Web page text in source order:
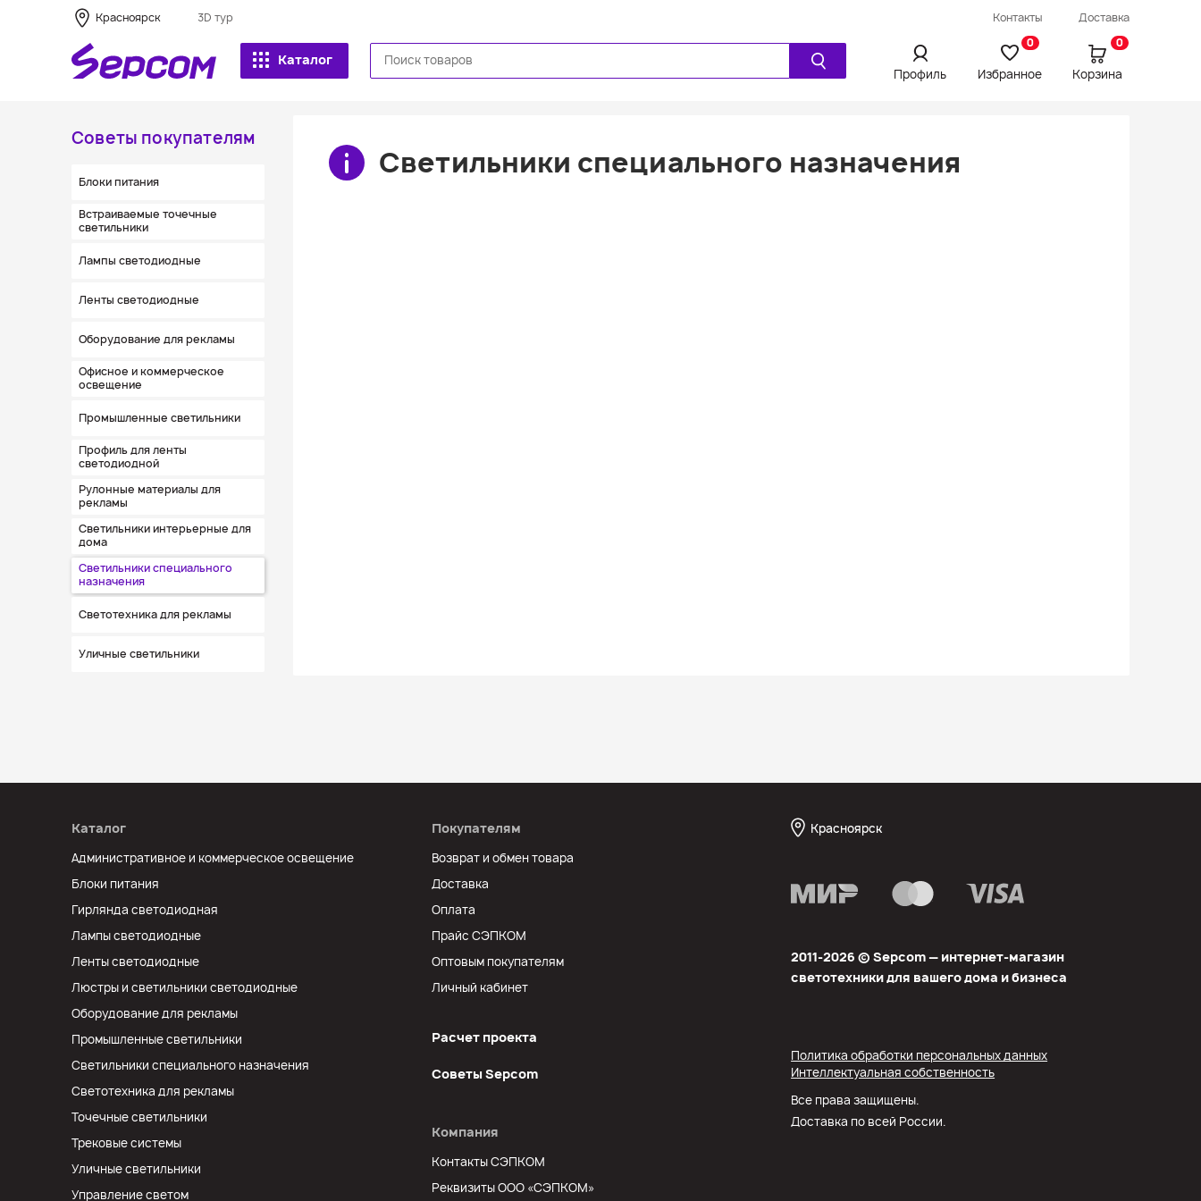
Красноярск 3D тур Контакты Доставка
Каталог
Профиль
Просмотренное
0
Избранное
0
Корзина
Советы покупателям
Блоки питания
Встраиваемые точечные
светильники
Лампы светодиодные
Ленты светодиодные
Оборудование для рекламы
Офисное и коммерческое
освещение
Промышленные светильники
Профиль для ленты
светодиодной
Рулонные материалы для
рекламы
Светильники интерьерные для
дома
Светильники специального
назначения
Светотехника для рекламы
Уличные светильники
Светильники специального назначения
Каталог
Административное и коммерческое освещение
Блоки питания
Гирлянда светодиодная
Лампы светодиодные
Ленты светодиодные
Люстры и светильники светодиодные
Оборудование для рекламы
Промышленные светильники
Светильники специального назначения
Светотехника для рекламы
Точечные светильники
Трековые системы
Уличные светильники
Управление светом
Покупателям
Возврат и обмен товара
Доставка
Оплата
Прайс СЭПКОМ
Оптовым покупателям
Личный кабинет
Расчет проекта
Советы Sеpcom
Компания
Контакты СЭПКОМ
Реквизиты ООО «СЭПКОМ»
Красноярск
2011-2026 © Sеpcom — интернет-магазин
светотехники для вашего дома и бизнеса
Политика обработки персональных данных
Интеллектуальная собственность
Все права защищены.
Доставка по всей России.